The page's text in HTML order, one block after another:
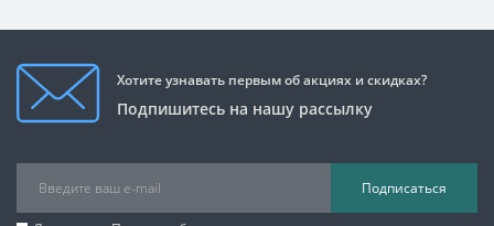
Хотите узнавать первым об акциях и скидках?
Подпишитесь на нашу рассылку
Подписаться